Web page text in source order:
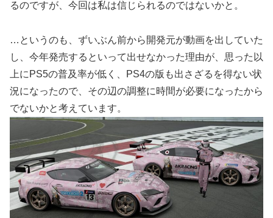
るのですが、今回は私は信じられるのではないかと。
…というのも、ずいぶん前から開発元が動画を出していた
し、今年発売するといって出せなかった理由が、思った以
上にPS5の普及率が低く、PS4の版も出さざるを得ない状
況になったので、その辺の調整に時間が必要になったから
でないかと考えています。